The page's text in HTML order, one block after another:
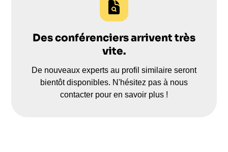
Des conférenciers arrivent très
vite.
De nouveaux experts au profil similaire seront
bientôt disponibles. N'hésitez pas à nous
contacter pour en savoir plus !